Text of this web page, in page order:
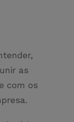
as
com os